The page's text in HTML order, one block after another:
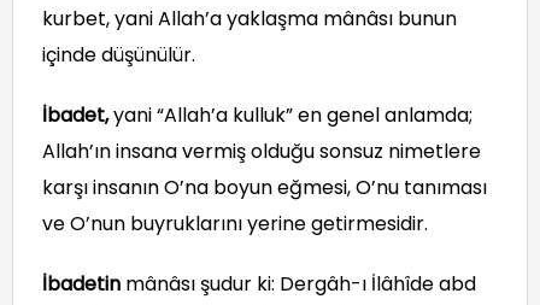
kurbet, yani Allah’a yaklaşma mânâsı bunun
içinde düşünülür.
İbadet,yani “Allah’a kulluk” en genel anlamda;
Allah’ın insana vermiş olduğu sonsuz nimetlere
karşı insanın O’na boyun eğmesi, O’nu tanıması
ve O’nun buyruklarını yerine getirmesidir.
İbadetin mânâsı şudur ki: Dergâh-ı İlâhîde abd